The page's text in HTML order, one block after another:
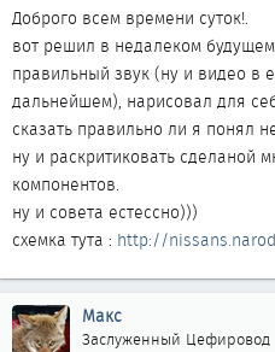
Доброго всем времени суток!.
вот решил в недалеком
правильный звук (ну и видео в
дальнейшем), нарисовал для
сказать правильно ли я понял
ну и раскритиковать сделаной
компонентов.
ну и совета естессно)))
схемка тута : http://
Макс
Заслуженный Цефировод